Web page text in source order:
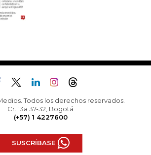
Todos los derechos reservados.
Cr. 13a 37-32, Bogotá
(+57) 1 4227600
SUSCRÍBASE